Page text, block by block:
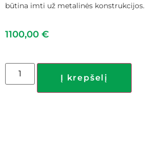
būtina imti už metalinės konstrukcijos.
1100,00 €
Į krepšelį